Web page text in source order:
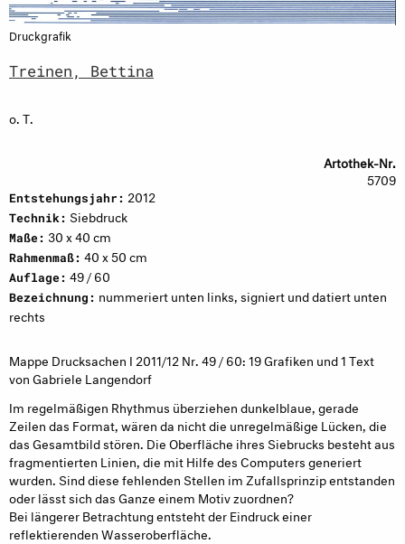
Druckgrafik
Treinen, Bettina
o. T.
Artothek-Nr.
5709
Entstehungsjahr: 2012
Technik: Siebdruck
Maße: 30 x 40 cm
Rahmenmaß: 40 x 50 cm
Auflage: 49 / 60
Bezeichnung: nummeriert unten links, signiert und datiert unten
rechts
Mappe Drucksachen I 2011/12 Nr. 49 / 60: 19 Grafiken und 1 Text
von Gabriele Langendorf
Im regelmäßigen Rhythmus überziehen dunkelblaue, gerade
Zeilen das Format, wären da nicht die unregelmäßige Lücken, die
das Gesamtbild stören. Die Oberfläche ihres Siebrucks besteht aus
fragmentierten Linien, die mit Hilfe des Computers generiert
wurden. Sind diese fehlenden Stellen im Zufallsprinzip entstanden
oder lässt sich das Ganze einem Motiv zuordnen?
Bei längerer Betrachtung entsteht der Eindruck einer
reflektierenden Wasseroberfläche.